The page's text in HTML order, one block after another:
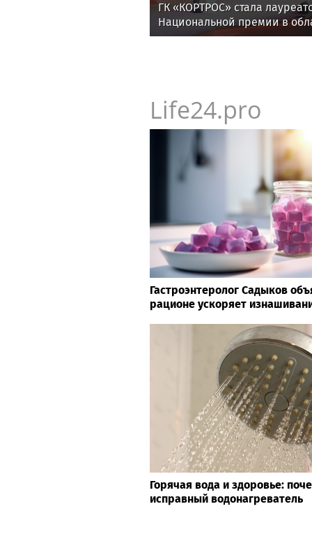
ГК «КОРТРОС» стала
Национальной премии в
и градостроительства за
Life24.pro
Гастроэнтеролог Садыков
рационе ускоряет
Горячая вода и здоровье:
исправный водонагреватель